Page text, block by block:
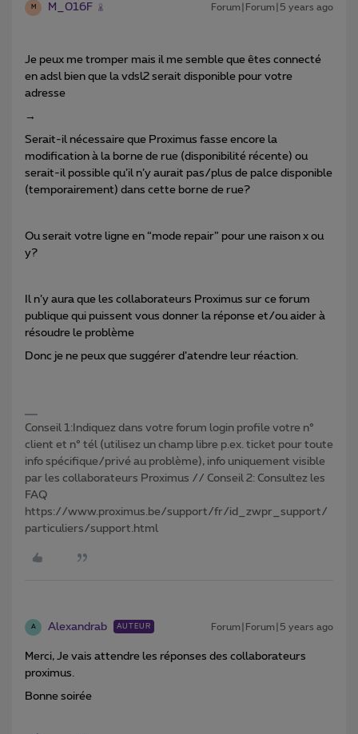
M M_016F Forum|Forum|5 years ago
Je peux me tromper mais il me semble que êtes connecté
en adsl bien que la vdsl2 serait disponible pour votre
adresse
→
Serait-il nécessaire que Proximus fasse encore la
modification à la borne de rue (disponibilité récente) ou
serait-il possible qu’il n’y aurait pas/plus de palce disponible
(temporairement) dans cette borne de rue?
Ou serait votre ligne en “mode repair” pour une raison x ou
y?
Il n’y aura que les collaborateurs Proximus sur ce forum
publique qui puissent vous donner la réponse et/ou aider à
résoudre le problème
Donc je ne peux que suggérer d’atendre leur réaction.
Conseil 1:Indiquez dans votre forum login profile votre n°
client et n° tél (utilisez un champ libre p.ex. ticket pour toute
info spécifique/privé au problème), info uniquement visible
par les collaborateurs Proximus // Conseil 2: Consultez les
FAQ
https://www.proximus.be/support/fr/id_zwpr_support/
particuliers/support.html
A Alexandrab AUTEUR Forum|Forum|5 years ago
Merci, Je vais attendre les réponses des collaborateurs
proximus.
Bonne soirée